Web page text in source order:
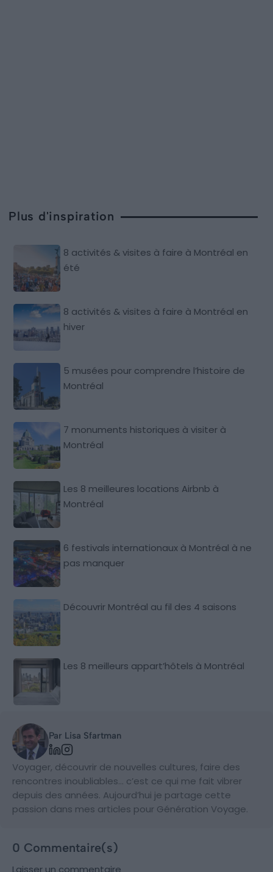
Plus d'inspiration
8 activités & visites à faire à Montréal en
été
8 activités & visites à faire à Montréal en
hiver
5 musées pour comprendre l’histoire de
Montréal
7 monuments historiques à visiter à
Montréal
Les 8 meilleures locations Airbnb à
Montréal
6 festivals internationaux à Montréal à ne
pas manquer
Découvrir Montréal au fil des 4 saisons
Les 8 meilleurs appart’hôtels à Montréal
Par Lisa Sfartman
Voyager, découvrir de nouvelles cultures, faire des
rencontres inoubliables… c’est ce qui me fait vibrer
depuis des années. Aujourd’hui je partage cette
passion dans mes articles pour Génération Voyage.
0 Commentaire(s)
Laisser un commentaire